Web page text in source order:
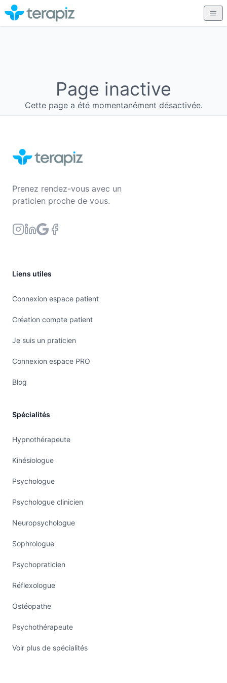
Page inactive
Cette page a été momentanément désactivée.
Prenez rendez-vous avec un
praticien proche de vous.
Liens utiles
Connexion espace patient
Création compte patient
Je suis un praticien
Connexion espace PRO
Blog
Spécialités
Hypnothérapeute
Kinésiologue
Psychologue
Psychologue clinicien
Neuropsychologue
Sophrologue
Psychopraticien
Réflexologue
Ostéopathe
Psychothérapeute
Voir plus de spécialités